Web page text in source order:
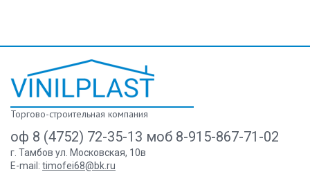
Торгово-строительная компания
оф 8 (4752) 72-35-13 моб 8-915-867-71-02
г. Тамбов ул. Московская, 10в
E-mail: timofei68@bk.ru